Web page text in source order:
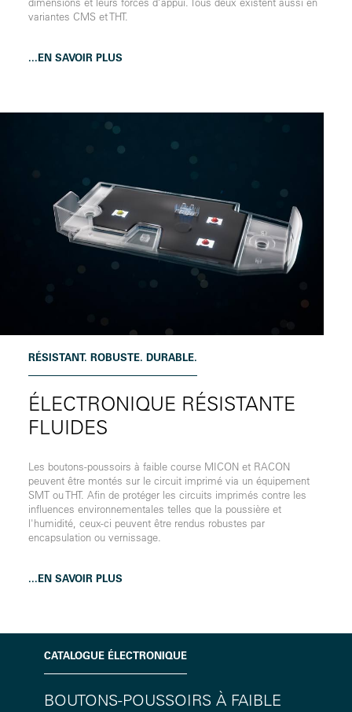
variantes CMS et THT.
...EN SAVOIR PLUS
RÉSISTANT. ROBUSTE. DURABLE.
ÉLECTRONIQUE RÉSISTANTE
FLUIDES
Les boutons-poussoirs à faible course MICON et RACON
peuvent être montés sur le circuit imprimé via un équipement
SMT ou THT. Afin de protéger les circuits imprimés contre les
influences environnementales telles que la poussière et
l'humidité, ceux-ci peuvent être rendus robustes par
encapsulation ou vernissage.
...EN SAVOIR PLUS
CATALOGUE ÉLECTRONIQUE
BOUTONS-POUSSOIRS À FAIBLE